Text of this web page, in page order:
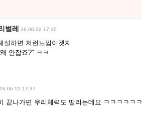
벌레 26-06-12 17:10
설하면 저런느낌이겟지
안잡죠?" ㅋㅋ
26-06-12 17:37
끝나가면 우리체력도 딸리는데요 ㅋㅋㅋㅋㅋㅋ